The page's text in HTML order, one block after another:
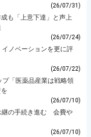
(26/07/31)
も「上意下達」と声上
(26/07/24)
ノベーションを更に評
(26/07/22)
「医薬品産業は戦略領
(26/07/10)
の手続き進む 会費や
(26/07/10)